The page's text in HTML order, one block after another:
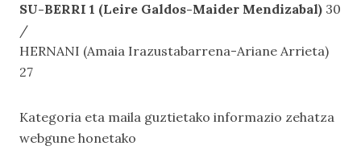
SU-BERRI 1 (Leire Galdos-Maider Mendizabal) 30
/
HERNANI (Amaia Irazustabarrena-Ariane Arrieta)
27
Kategoria eta maila guztietako informazio zehatza
webgune honetako